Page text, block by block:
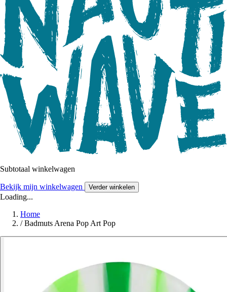
Subtotaal winkelwagen
Bekijk mijn winkelwagen Verder winkelen
Loading...
Home
/ Badmuts Arena Pop Art Pop